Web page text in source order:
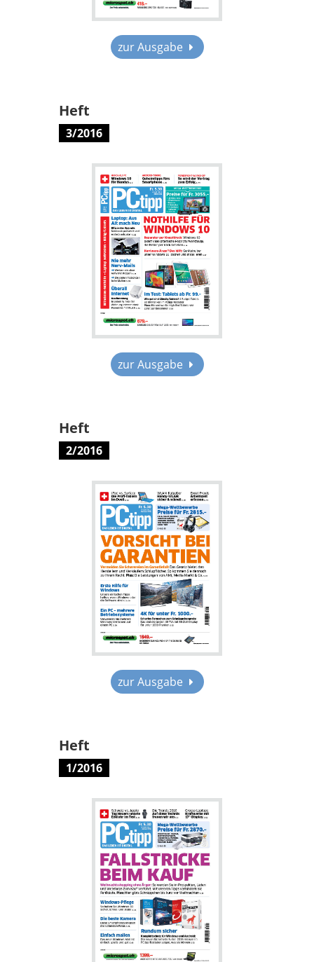
zur Ausgabe
Heft
3/2016
zur Ausgabe
Heft
2/2016
zur Ausgabe
Heft
1/2016